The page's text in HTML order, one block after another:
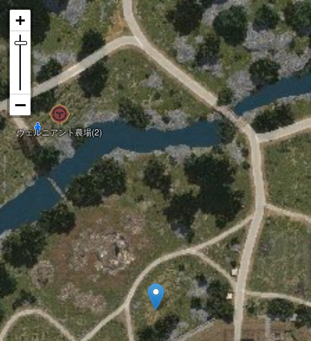
ヴェルニアント農場(2)